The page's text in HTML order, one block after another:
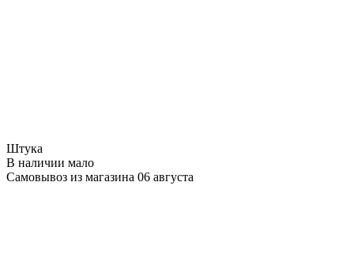
Штука
В наличии мало
Самовывоз из магазина 06 августа